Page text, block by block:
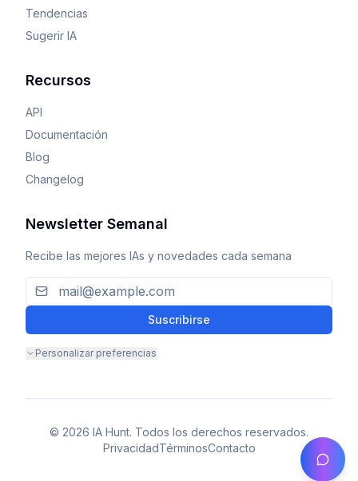
Tendencias
Sugerir IA
Recursos
API
Documentación
Blog
Changelog
Newsletter Semanal
Recibe las mejores IAs y novedades cada semana
Suscribirse
Personalizar preferencias
© 2026 IA Hunt. Todos los derechos reservados.
PrivacidadTérminosContacto